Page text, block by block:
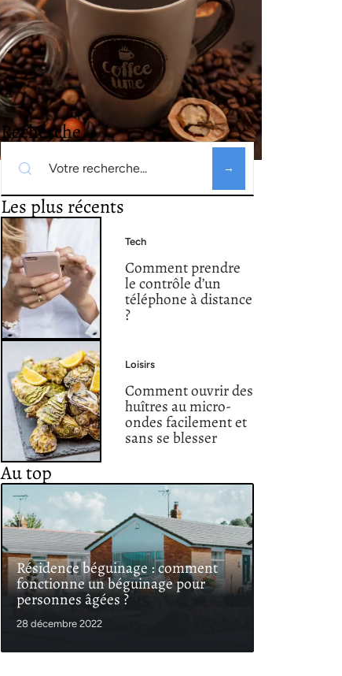
Recherche
Les plus récents
Tech
Comment prendre
le contrôle d’un
téléphone à distance
?
Loisirs
Comment ouvrir des
huîtres au micro-
ondes facilement et
sans se blesser
Au top
Résidence béguinage : comment
fonctionne un béguinage pour
personnes âgées ?
28 décembre 2022